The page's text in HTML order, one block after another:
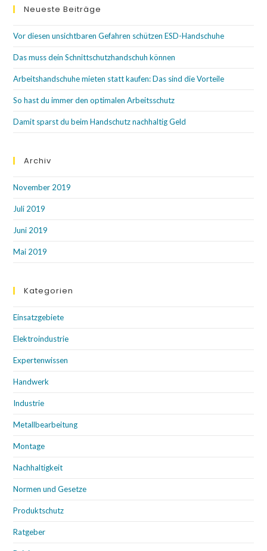
Neueste Beiträge
Vor diesen unsichtbaren Gefahren schützen ESD-Handschuhe
Das muss dein Schnittschutzhandschuh können
Arbeitshandschuhe mieten statt kaufen: Das sind die Vorteile
So hast du immer den optimalen Arbeitsschutz
Damit sparst du beim Handschutz nachhaltig Geld
Archiv
November 2019
Juli 2019
Juni 2019
Mai 2019
Kategorien
Einsatzgebiete
Elektroindustrie
Expertenwissen
Handwerk
Industrie
Metallbearbeitung
Montage
Nachhaltigkeit
Normen und Gesetze
Produktschutz
Ratgeber